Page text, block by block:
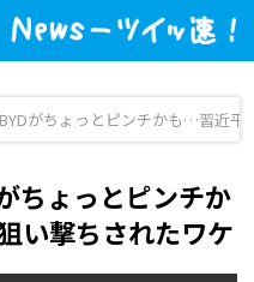
がちょっとピンチかも…習近平
ちょっとピンチか
い撃ちされたワケ